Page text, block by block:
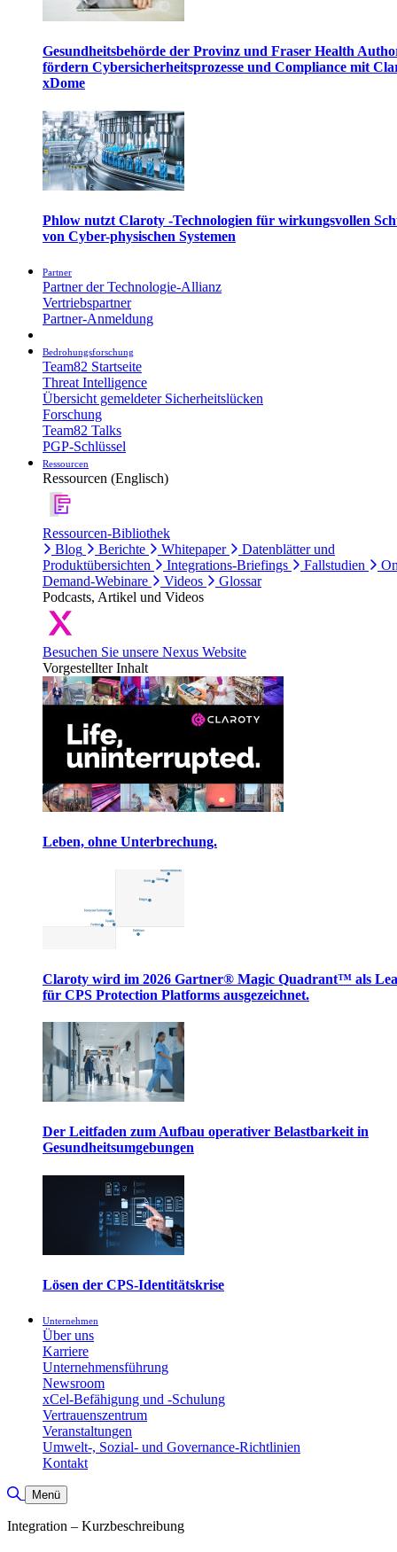
Gesundheitsbehörde der Provinz und Fraser Health
fördern Cybersicherheitsprozesse und Compliance mit
xDome
Phlow nutzt Claroty -Technologien für wirkungsvollen
von Cyber-physischen Systemen
Partner
Partner der Technologie-Allianz
Vertriebspartner
Partner-Anmeldung
Bedrohungsforschung
Team82 Startseite
Threat Intelligence
Übersicht gemeldeter Sicherheitslücken
Forschung
Team82 Talks
PGP-Schlüssel
Ressourcen
Ressourcen (Englisch)
Ressourcen-Bibliothek
Blog
Berichte Whitepaper
Datenblätter und
Produktübersichten
Integrations-Briefings Fallstudien
Demand-Webinare
Videos
Glossar
Podcasts, Artikel und Videos
Besuchen Sie unsere Nexus Website
Vorgestellter Inhalt
Leben, ohne Unterbrechung.
Claroty wird im 2026 Gartner® Magic Quadrant™ als
für CPS Protection Platforms ausgezeichnet.
Der Leitfaden zum Aufbau operativer Belastbarkeit in
Gesundheitsumgebungen
Lösen der CPS-Identitätskrise
Unternehmen
Über uns
Karriere
Unternehmensführung
Newsroom
xCel-Befähigung und -Schulung
Vertrauenszentrum
Veranstaltungen
Umwelt-, Sozial- und Governance-Richtlinien
Kontakt
Suche umschalten
Menü
Integration – Kurzbeschreibung